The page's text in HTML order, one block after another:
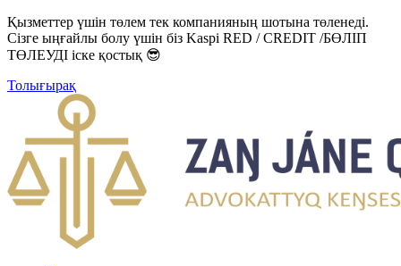
Қызметтер үшін төлем тек компанияның шотына төленеді.
Сізге ыңғайлы болу үшін біз Kaspi RED / CREDIT /БӨЛІП
ТӨЛЕУДІ іске қостық 😎
Толығырақ